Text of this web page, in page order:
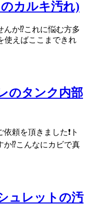
カルキ汚れ)
んか⁉️これに悩む方多
使えばここまできれ
のタンク内部
頼を頂きました❗️ト
か⁉️こんなにカビで真
ュレットの汚